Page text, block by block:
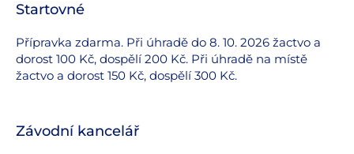
Startovné
Přípravka zdarma. Při úhradě do 8. 10. 2026 žactvo a
dorost 100 Kč, dospělí 200 Kč. Při úhradě na místě
žactvo a dorost 150 Kč, dospělí 300 Kč.
Závodní kancelář